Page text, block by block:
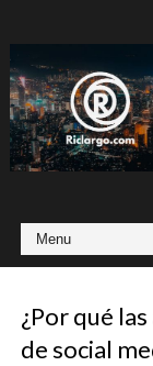
¿Por qué
de social